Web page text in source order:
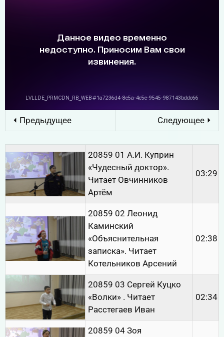
⏴ Предыдущее Следующее ⏵
20859 01 А.И. Куприн
«Чудесный доктор».
Читает Овчинников
Артём
03:29
20859 02 Леонид
Каминский
«Объяснительная
записка». Читает
Котельников Арсений
02:38
20859 03 Сергей Куцко
«Волки» . Читает
Расстегаев Иван
02:34
20859 04 Зоя